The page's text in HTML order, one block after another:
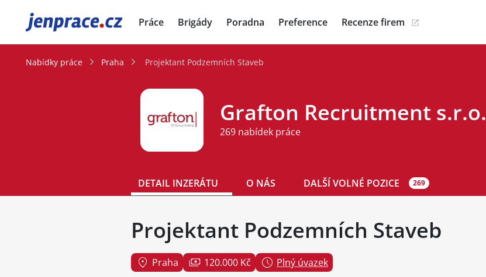
JenPráce.cz Práce Brigády Poradna Preference Recenze firem
Nabídky práce Praha Projektant Podzemních Staveb
Grafton Recruitment s.r.o.
269 nabídek práce
DETAIL INZERÁTU O NÁS DALŠÍ VOLNÉ POZICE 269
Projektant Podzemních Staveb
Praha 120.000 Kč Plný úvazek